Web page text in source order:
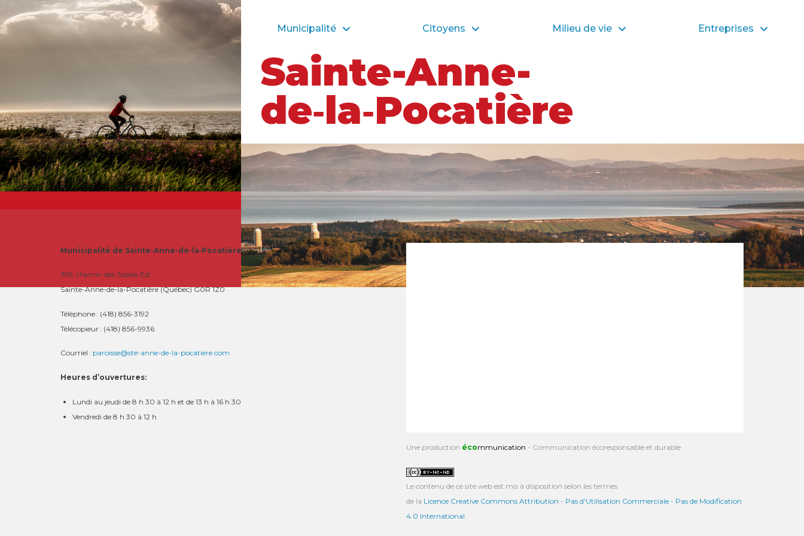
Sainte-Anne-
de‑la‑Pocatière
Municipalité Citoyens Milieu de vie Entreprises
Milieu de vie
Municipalité de Sainte-Anne-de-la‑Pocatière
395, chemin des Sables Est
Sainte-Anne-de-la-Pocatière (Québec) G0R 1Z0
Téléphone : (418) 856-3192
Télécopieur : (418) 856-9936
Courriel : paroisse@ste-anne-de-la-pocatiere.com
Heures d’ouvertures:
Lundi au jeudi de 8 h 30 à 12 h et de 13 h à 16 h 30
Vendredi de 8 h 30 à 12 h
Une production écommunication - Communication écoresponsable et durable
Le contenu de ce site web est mis à disposition selon les termes
de la Licence Creative Commons Attribution - Pas d'Utilisation Commerciale - Pas de Modification
4.0 International.